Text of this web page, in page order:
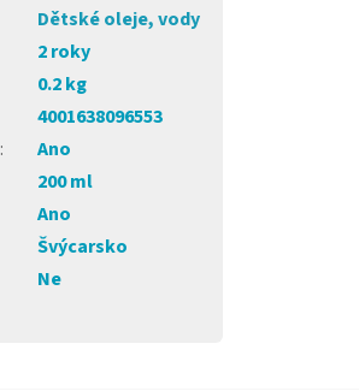
Dětské oleje, vody
2 roky
0.2 kg
4001638096553
:
Ano
200 ml
Ano
Švýcarsko
Ne